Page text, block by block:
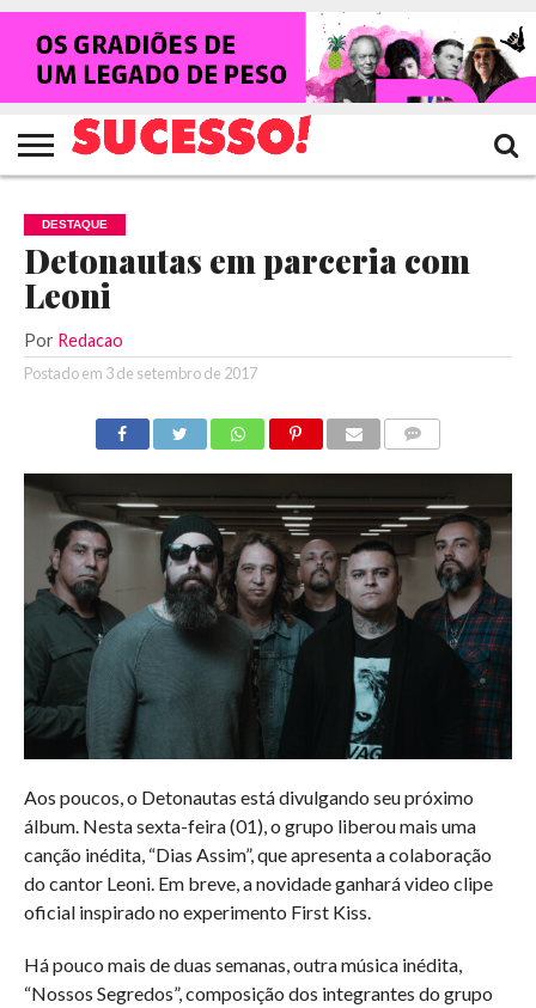
HOME
NOTÍCIAS
SHOWS
ENTREVISTAS
CLIQUES
RANKING
CROWLEY
TV
SUCESSO!
REVISTA
SUCESSO!
DESTAQUE
Detonautas em parceria com
Leoni
Por Redacao
Postado em 3 de setembro de 2017
Aos poucos, o Detonautas está divulgando seu próximo
álbum. Nesta sexta-feira (01), o grupo liberou mais uma
canção inédita, “Dias Assim”, que apresenta a colaboração
do cantor Leoni. Em breve, a novidade ganhará video clipe
oficial inspirado no experimento First Kiss.
Há pouco mais de duas semanas, outra música inédita,
“Nossos Segredos”, composição dos integrantes do grupo